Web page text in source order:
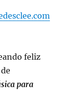
feliz
para